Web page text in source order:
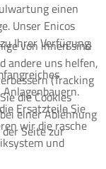
einen
Unser Enicos
Ihrer Verfügung.
Ersatzteile Sie
wir die rasche
und
von ihnen sind
andere uns helfen,
(Tracking
die Cookies
einer Ablehnung
Seite zur